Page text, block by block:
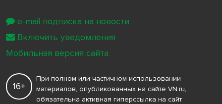
16+
При полном или частичном использовании
материалов, опубликованных на сайте VN.ru,
обязательна активная гиперссылка на сайт
e-mail подписка на новости
Включить уведомления
Мобильная версия сайта